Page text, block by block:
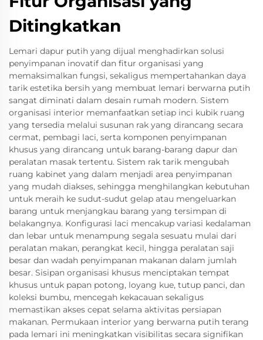
Ditingkatkan
Lemari dapur putih yang dijual menghadirkan solusi
penyimpanan inovatif dan fitur organisasi yang
memaksimalkan fungsi, sekaligus mempertahankan daya
tarik estetika bersih yang membuat lemari berwarna putih
sangat diminati dalam desain rumah modern. Sistem
organisasi interior memanfaatkan setiap inci kubik ruang
yang tersedia melalui susunan rak yang dirancang secara
cermat, pembagi laci, serta komponen penyimpanan
khusus yang dirancang untuk barang-barang dapur dan
peralatan masak tertentu. Sistem rak tarik mengubah
ruang kabinet yang dalam menjadi area penyimpanan
yang mudah diakses, sehingga menghilangkan kebutuhan
untuk meraih ke sudut-sudut gelap atau mengeluarkan
barang untuk menjangkau barang yang tersimpan di
belakangnya. Konfigurasi laci mencakup variasi kedalaman
dan lebar untuk menampung segala sesuatu mulai dari
peralatan makan, perangkat kecil, hingga peralatan saji
besar dan wadah penyimpanan makanan dalam jumlah
besar. Sisipan organisasi khusus menciptakan tempat
khusus untuk papan potong, loyang kue, tutup panci, dan
koleksi bumbu, mencegah kekacauan sekaligus
memastikan akses cepat selama aktivitas persiapan
makanan. Permukaan interior yang berwarna putih terang
pada lemari ini meningkatkan visibilitas secara signifikan